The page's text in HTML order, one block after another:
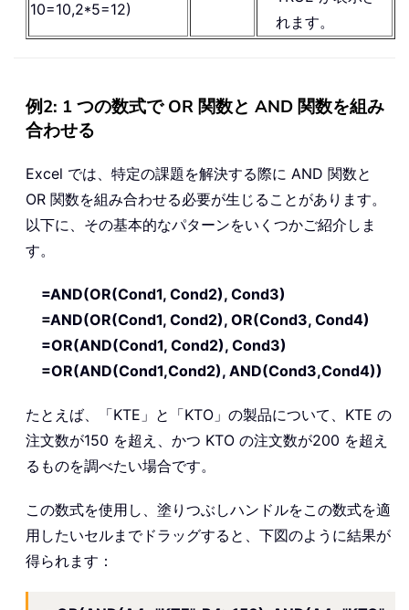
10=10,2*5=12)
れます。
例2: 1 つの数式で OR 関数と AND 関数を組み
合わせる
Excel では、特定の課題を解決する際に AND 関数と
OR 関数を組み合わせる必要が生じることがあります。
以下に、その基本的なパターンをいくつかご紹介しま
す。
=AND(OR(Cond1, Cond2), Cond3)
=AND(OR(Cond1, Cond2), OR(Cond3, Cond4)
=OR(AND(Cond1, Cond2), Cond3)
=OR(AND(Cond1,Cond2), AND(Cond3,Cond4))
たとえば、「KTE」と「KTO」の製品について、KTE の
注文数が150 を超え、かつ KTO の注文数が200 を超え
るものを調べたい場合です。
この数式を使用し、塗りつぶしハンドルをこの数式を適
用したいセルまでドラッグすると、下図のように結果が
得られます：